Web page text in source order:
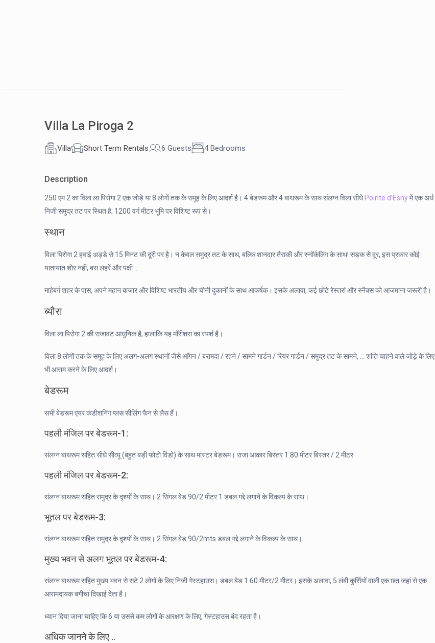
Villa La Piroga 2
Villa Short Term Rentals 6 Guests 4 Bedrooms
Description
250 एम 2 का विला ला पिरोगा 2 एक जोड़े या 8 लोगों तक के समूह के लिए आदर्श है। 4 बेडरूम और 4 बाथरूम के साथ संलग्न विला सीधे Pointe d’Esnyमें एक अर्ध
निजी समुद्र तट पर स्थित है; 1200 वर्ग मीटर भूमि पर विशिष्ट रूप से।
स्थान
विला पिरोगा 2 हवाई अड्डे से 15 मिनट की दूरी पर है। न केवल समुद्र तट के साथ, बल्कि शानदार तैराकी और स्नॉर्कलिंग के साथ! सड़क से दूर, इस प्रकार कोई
यातायात शोर नहीं, बस लहरें और पक्षी …
माहेबर्ग शहर के पास, अपने महान बाजार और विशिष्ट भारतीय और चीनी दुकानों के साथ आकर्षक। इसके अलावा, कई छोटे रेस्तरां और स्नैक्स को आजमाना जरूरी है।
ब्यौरा
विला ला पिरोगा 2 की सजावट आधुनिक है, हालांकि यह मॉरीशस का स्पर्श है।
विला 8 लोगों तक के समूह के लिए अलग-अलग स्थानों जैसे आँगन / बरामदा / रहने / सामने गार्डन / रियर गार्डन / समुद्र तट के सामने, … शांति चाहने वाले जोड़े के लिए
भी आराम करने के लिए आदर्श।
बेडरूम
सभी बेडरूम एयर कंडीशनिंग प्लस सीलिंग फैन से लैस हैं।
पहली मंजिल पर बेडरूम-1:
संलग्न बाथरूम सहित सीधे सीव्यू (बहुत बड़ी फोटो विंडो) के साथ मास्टर बेडरूम। राजा आकार बिस्तर 1.80 मीटर बिस्तर / 2 मीटर
पहली मंजिल पर बेडरूम-2:
संलग्न बाथरूम सहित समुद्र के दृश्यों के साथ। 2 सिंगल बेड 90/2 मीटर 1 डबल गद्दे लगाने के विकल्प के साथ।
भूतल पर बेडरूम-3:
संलग्न बाथरूम सहित समुद्र के दृश्यों के साथ। 2 सिंगल बेड 90/2mts डबल गद्दे लगाने के विकल्प के साथ।
मुख्य भवन से अलग भूतल पर बेडरूम-4:
संलग्न बाथरूम सहित मुख्य भवन से सटे 2 लोगों के लिए निजी गेस्टहाउस। डबल बेड 1.60 मीटर/2 मीटर। इसके अलावा, 5 लंबी कुर्सियों वाली एक छत जहां से एक
आरामदायक बगीचा दिखाई देता है।
ध्यान दिया जाना चाहिए कि 6 या उससे कम लोगों के आरक्षण के लिए, गेस्टहाउस बंद रहता है।
अधिक जानने के लिए ..